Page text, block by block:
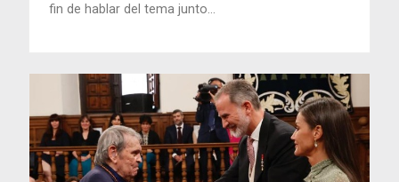
fin de hablar del tema junto...